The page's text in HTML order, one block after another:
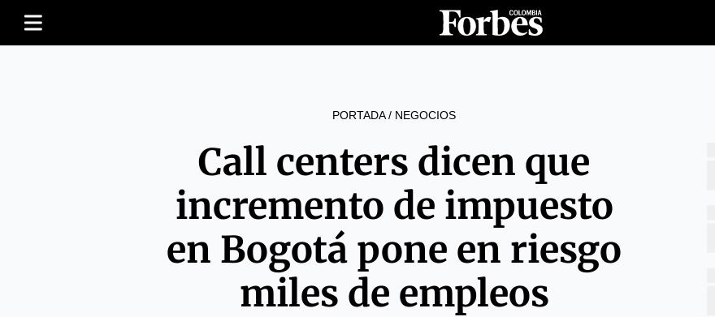
PORTADA/ NEGOCIOS
Call centers dicen que
incremento de impuesto
en Bogotá pone en riesgo
miles de empleos